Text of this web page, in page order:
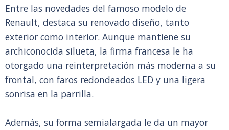
Entre las novedades del famoso modelo de
Renault, destaca su renovado diseño, tanto
exterior como interior. Aunque mantiene su
archiconocida silueta, la firma francesa le ha
otorgado una reinterpretación más moderna a su
frontal, con faros redondeados LED y una ligera
sonrisa en la parrilla.
Además, su forma semialargada le da un mayor